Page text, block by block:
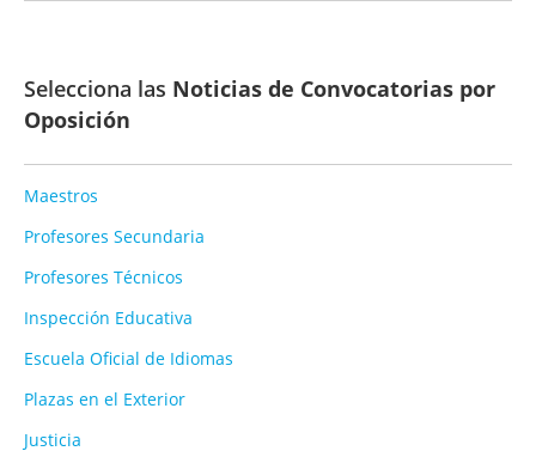
Selecciona las Noticias de Convocatorias por
Oposición
Maestros
Profesores Secundaria
Profesores Técnicos
Inspección Educativa
Escuela Oficial de Idiomas
Plazas en el Exterior
Justicia